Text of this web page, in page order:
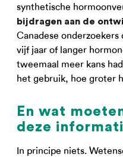
synthetische
bijdragen aan de
Canadese
vijf jaar of langer
tweemaal meer kans
het gebruik, hoe groter
En wat
deze
In principe niets.